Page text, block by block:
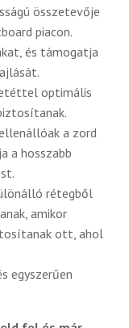
összetevője
piacon.
és támogatja
optimális
a zord
a hosszabb
rétegből
amikor
ott, ahol
egyszerűen